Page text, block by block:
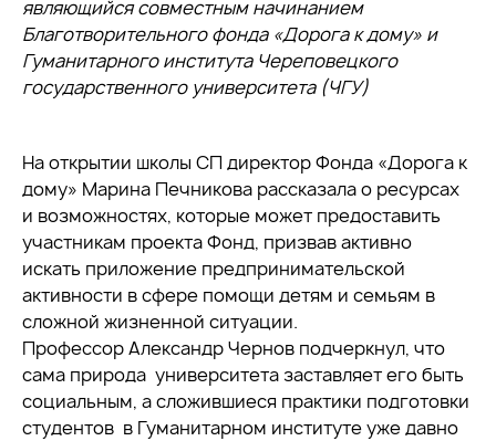
являющийся совместным начинанием
Благотворительного фонда «Дорога к дому» и
Гуманитарного института Череповецкого
государственного университета (ЧГУ)
На открытии школы СП директор Фонда «Дорога к
дому» Марина Печникова рассказала о ресурсах
и возможностях, которые может предоставить
участникам проекта Фонд, призвав активно
искать приложение предпринимательской
активности в сфере помощи детям и семьям в
сложной жизненной ситуации.
Профессор Александр Чернов подчеркнул, что
сама природа университета заставляет его быть
социальным, а сложившиеся практики подготовки
студентов в Гуманитарном институте уже давно